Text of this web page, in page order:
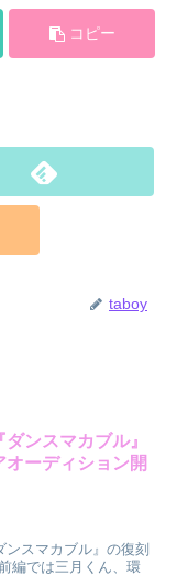
コピー
taboy
ダンスマカブル』
ーディション開
ンスマカブル』の復刻
編では三月くん、環